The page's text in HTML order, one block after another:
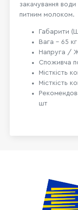
закачування
питним молоком.
Габарити
Вага - 65 кг
Напруга /
Споживча
Місткість
Місткість
шт